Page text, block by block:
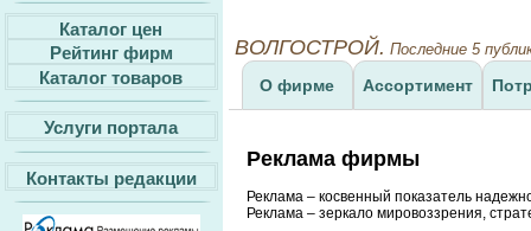
Каталог цен
Рейтинг фирм
Каталог товаров
Услуги портала
Контакты редакции
ВОЛГОСТРОЙ. Последние 5
О фирме Ассортимент
Реклама фирмы
Реклама – косвенный показатель
Реклама – зеркало мировоззрения,